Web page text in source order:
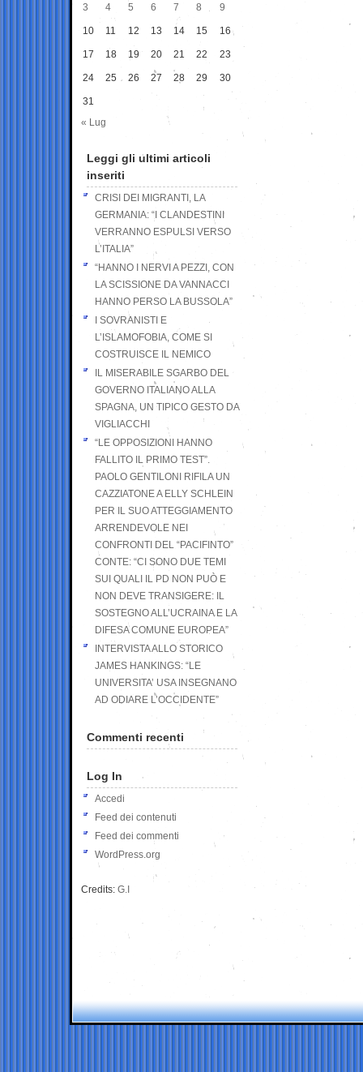
3 4 5 6 7 8 9
10 11 12 13 14 15 16
17 18 19 20 21 22 23
24 25 26 27 28 29 30
31
« Lug
Leggi gli ultimi articoli
inseriti
CRISI DEI MIGRANTI, LA
GERMANIA: “I CLANDESTINI
VERRANNO ESPULSI VERSO
L’ITALIA”
“HANNO I NERVI A PEZZI, CON
LA SCISSIONE DA VANNACCI
HANNO PERSO LA BUSSOLA”
I SOVRANISTI E
L’ISLAMOFOBIA, COME SI
COSTRUISCE IL NEMICO
IL MISERABILE SGARBO DEL
GOVERNO ITALIANO ALLA
SPAGNA, UN TIPICO GESTO DA
VIGLIACCHI
“LE OPPOSIZIONI HANNO
FALLITO IL PRIMO TEST”.
PAOLO GENTILONI RIFILA UN
CAZZIATONE A ELLY SCHLEIN
PER IL SUO ATTEGGIAMENTO
ARRENDEVOLE NEI
CONFRONTI DEL “PACIFINTO”
CONTE: “CI SONO DUE TEMI
SUI QUALI IL PD NON PUÒ E
NON DEVE TRANSIGERE: IL
SOSTEGNO ALL’UCRAINA E LA
DIFESA COMUNE EUROPEA”
INTERVISTA ALLO STORICO
JAMES HANKINGS: “LE
UNIVERSITA’ USA INSEGNANO
AD ODIARE L’OCCIDENTE”
Commenti recenti
Log In
Accedi
Feed dei contenuti
Feed dei commenti
WordPress.org
Credits: G.I